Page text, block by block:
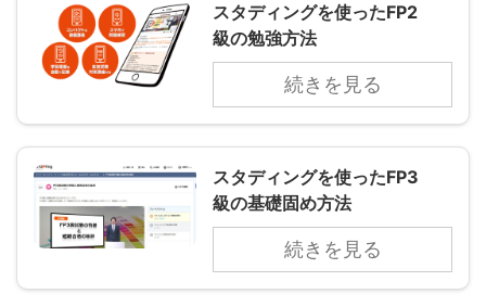
スタディングを使ったFP2
級の勉強方法
続きを見る
スタディングを使ったFP3
級の基礎固め方法
続きを見る